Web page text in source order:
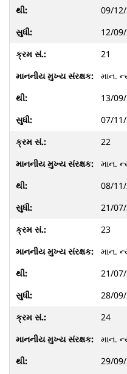
09/
12/
21
માન.
13/
07/
22
માન.
08/
21/
23
માન.
21/
28/
24
માન.
29/